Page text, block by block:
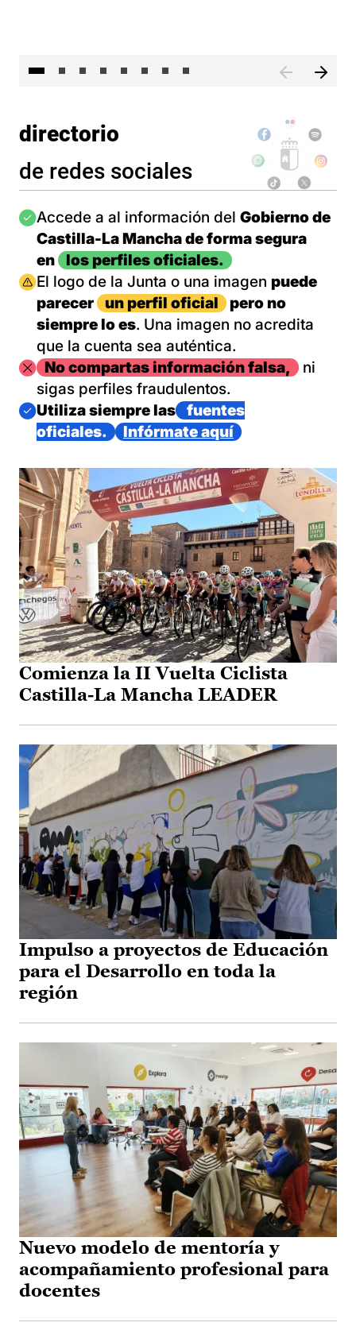
directorio
de redes sociales
Imagen
Accede a al información del Gobierno de
Castilla-La Mancha de forma segura
en
los perfiles oficiales.
Imagen
El logo de la Junta o una imagen puede
parecer
un perfil oficial
pero no
siempre lo es. Una imagen no acredita
que la cuenta sea auténtica.
ImagenNo compartas información falsa,
ni
sigas perfiles fraudulentos.
Imagen
Utiliza siempre las
fuentes
oficiales.
Infórmate aquí
Comienza la II Vuelta Ciclista
Castilla-La Mancha LEADER
Impulso a proyectos de Educación
para el Desarrollo en toda la
región
Nuevo modelo de mentoría y
acompañamiento profesional para
docentes